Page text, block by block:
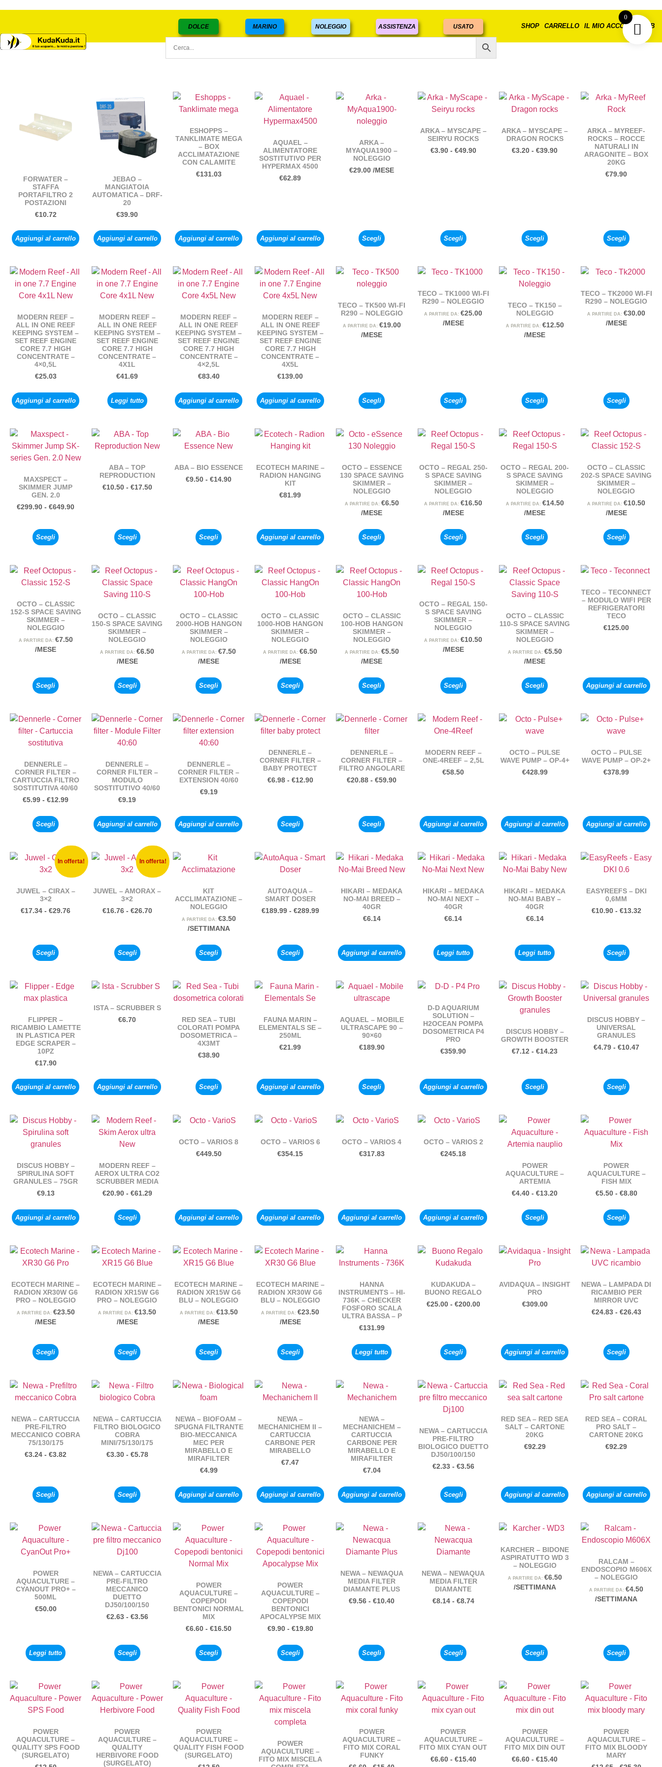
DOLCE MARINO NOLEGGIO ASSISTENZA USATO SHOP CARRELLO IL MIO ACCOUNT B2B
FORWATER –
STAFFA
PORTAFILTRO 2
POSTAZIONI
€10.72
Aggiungi al carrello
JEBAO –
MANGIATOIA
AUTOMATICA – DRF-
20
€39.90
Aggiungi al carrello
ESHOPPS –
TANKLIMATE MEGA
– BOX
ACCLIMATAZIONE
CON CALAMITE
€131.03
Aggiungi al carrello
AQUAEL –
ALIMENTATORE
SOSTITUTIVO PER
HYPERMAX 4500
€62.89
Aggiungi al carrello
ARKA –
MYAQUA1900 –
NOLEGGIO
€29.00 /MESE
Scegli
ARKA – MYSCAPE –
SEIRYU ROCKS
€3.90 - €49.90
Scegli
ARKA – MYSCAPE –
DRAGON ROCKS
€3.20 - €39.90
Scegli
ARKA – MYREEF-
ROCKS – ROCCE
NATURALI IN
ARAGONITE – BOX
20KG
€79.90
Scegli
MODERN REEF –
ALL IN ONE REEF
KEEPING SYSTEM –
SET REEF ENGINE
CORE 7.7 HIGH
CONCENTRATE –
4×0,5L
€25.03
Aggiungi al carrello
MODERN REEF –
ALL IN ONE REEF
KEEPING SYSTEM –
SET REEF ENGINE
CORE 7.7 HIGH
CONCENTRATE –
4X1L
€41.69
Leggi tutto
MODERN REEF –
ALL IN ONE REEF
KEEPING SYSTEM –
SET REEF ENGINE
CORE 7.7 HIGH
CONCENTRATE –
4×2,5L
€83.40
Aggiungi al carrello
MODERN REEF –
ALL IN ONE REEF
KEEPING SYSTEM –
SET REEF ENGINE
CORE 7.7 HIGH
CONCENTRATE –
4X5L
€139.00
Aggiungi al carrello
TECO – TK500 WI-FI
R290 – NOLEGGIO
A PARTIRE DA: €19.00
/MESE
Scegli
TECO – TK1000 WI-FI
R290 – NOLEGGIO
A PARTIRE DA:€25.00
/MESE
Scegli
TECO – TK150 –
NOLEGGIO
A PARTIRE DA: €12.50
/MESE
Scegli
TECO – TK2000 WI-FI
R290 – NOLEGGIO
A PARTIRE DA:€30.00
/MESE
Scegli
MAXSPECT –
SKIMMER JUMP
GEN. 2.0
€299.90 - €649.90
Scegli
ABA – TOP
REPRODUCTION
€10.50 - €17.50
Scegli
ABA – BIO ESSENCE
€9.50 - €14.90
Scegli
ECOTECH MARINE –
RADION HANGING
KIT
€81.99
Aggiungi al carrello
OCTO – ESSENCE
130 SPACE SAVING
SKIMMER –
NOLEGGIO
A PARTIRE DA: €6.50
/MESE
Scegli
OCTO – REGAL 250-
S SPACE SAVING
SKIMMER –
NOLEGGIO
A PARTIRE DA:€16.50
/MESE
Scegli
OCTO – REGAL 200-
S SPACE SAVING
SKIMMER –
NOLEGGIO
A PARTIRE DA: €14.50
/MESE
Scegli
OCTO – CLASSIC
202-S SPACE SAVING
SKIMMER –
NOLEGGIO
A PARTIRE DA:€10.50
/MESE
Scegli
OCTO – CLASSIC
152-S SPACE SAVING
SKIMMER –
NOLEGGIO
A PARTIRE DA: €7.50
/MESE
Scegli
OCTO – CLASSIC
150-S SPACE SAVING
SKIMMER –
NOLEGGIO
A PARTIRE DA:€6.50
/MESE
Scegli
OCTO – CLASSIC
2000-HOB HANGON
SKIMMER –
NOLEGGIO
A PARTIRE DA: €7.50
/MESE
Scegli
OCTO – CLASSIC
1000-HOB HANGON
SKIMMER –
NOLEGGIO
A PARTIRE DA:€6.50
/MESE
Scegli
OCTO – CLASSIC
100-HOB HANGON
SKIMMER –
NOLEGGIO
A PARTIRE DA: €5.50
/MESE
Scegli
OCTO – REGAL 150-
S SPACE SAVING
SKIMMER –
NOLEGGIO
A PARTIRE DA:€10.50
/MESE
Scegli
OCTO – CLASSIC
110-S SPACE SAVING
SKIMMER –
NOLEGGIO
A PARTIRE DA: €5.50
/MESE
Scegli
TECO – TECONNECT
– MODULO WIFI PER
REFRIGERATORI
TECO
€125.00
Aggiungi al carrello
DENNERLE –
CORNER FILTER –
CARTUCCIA FILTRO
SOSTITUTIVA 40/60
€5.99 - €12.99
Scegli
DENNERLE –
CORNER FILTER –
MODULO
SOSTITUTIVO 40/60
€9.19
Aggiungi al carrello
DENNERLE –
CORNER FILTER –
EXTENSION 40/60
€9.19
Aggiungi al carrello
DENNERLE –
CORNER FILTER –
BABY PROTECT
€6.98 - €12.90
Scegli
DENNERLE –
CORNER FILTER –
FILTRO ANGOLARE
€20.88 - €59.90
Scegli
MODERN REEF –
ONE-4REEF – 2,5L
€58.50
Aggiungi al carrello
OCTO – PULSE
WAVE PUMP – OP-4+
€428.99
Aggiungi al carrello
OCTO – PULSE
WAVE PUMP – OP-2+
€378.99
Aggiungi al carrello
In offerta!
JUWEL – CIRAX –
3×2
€17.34 - €29.76
Scegli
In offerta!
JUWEL – AMORAX –
3×2
€16.76 - €26.70
Scegli
KIT
ACCLIMATAZIONE –
NOLEGGIO
A PARTIRE DA: €3.50
/SETTIMANA
Scegli
AUTOAQUA –
SMART DOSER
€189.99 - €289.99
Scegli
HIKARI – MEDAKA
NO-MAI BREED –
40GR
€6.14
Aggiungi al carrello
HIKARI – MEDAKA
NO-MAI NEXT –
40GR
€6.14
Leggi tutto
HIKARI – MEDAKA
NO-MAI BABY –
40GR
€6.14
Leggi tutto
EASYREEFS – DKI
0,6MM
€10.90 - €13.32
Scegli
FLIPPER –
RICAMBIO LAMETTE
IN PLASTICA PER
EDGE SCRAPER –
10PZ
€17.90
Aggiungi al carrello
ISTA – SCRUBBER S
€6.70
Aggiungi al carrello
RED SEA – TUBI
COLORATI POMPA
DOSOMETRICA –
4X3MT
€38.90
Scegli
FAUNA MARIN –
ELEMENTALS SE –
250ML
€21.99
Aggiungi al carrello
AQUAEL – MOBILE
ULTRASCAPE 90 –
90×60
€189.90
Scegli
D-D AQUARIUM
SOLUTION –
H2OCEAN POMPA
DOSOMETRICA P4
PRO
€359.90
Aggiungi al carrello
DISCUS HOBBY –
GROWTH BOOSTER
€7.12 - €14.23
Scegli
DISCUS HOBBY –
UNIVERSAL
GRANULES
€4.79 - €10.47
Scegli
DISCUS HOBBY –
SPIRULINA SOFT
GRANULES – 75GR
€9.13
Aggiungi al carrello
MODERN REEF –
AEROX ULTRA CO2
SCRUBBER MEDIA
€20.90 - €61.29
Scegli
OCTO – VARIOS 8
€449.50
Aggiungi al carrello
OCTO – VARIOS 6
€354.15
Aggiungi al carrello
OCTO – VARIOS 4
€317.83
Aggiungi al carrello
OCTO – VARIOS 2
€245.18
Aggiungi al carrello
POWER
AQUACULTURE –
ARTEMIA
€4.40 - €13.20
Scegli
POWER
AQUACULTURE –
FISH MIX
€5.50 - €8.80
Scegli
ECOTECH MARINE –
RADION XR30W G6
PRO – NOLEGGIO
A PARTIRE DA: €23.50
/MESE
Scegli
ECOTECH MARINE –
RADION XR15W G6
PRO – NOLEGGIO
A PARTIRE DA:€13.50
/MESE
Scegli
ECOTECH MARINE –
RADION XR15W G6
BLU – NOLEGGIO
A PARTIRE DA: €13.50
/MESE
Scegli
ECOTECH MARINE –
RADION XR30W G6
BLU – NOLEGGIO
A PARTIRE DA:€23.50
/MESE
Scegli
HANNA
INSTRUMENTS – HI-
736K – CHECKER
FOSFORO SCALA
ULTRA BASSA – P
€131.99
Leggi tutto
KUDAKUDA –
BUONO REGALO
€25.00 - €200.00
Scegli
AVIDAQUA – INSIGHT
PRO
€309.00
Aggiungi al carrello
NEWA – LAMPADA DI
RICAMBIO PER
MIRROR UVC
€24.83 - €26.43
Scegli
NEWA – CARTUCCIA
PRE-FILTRO
MECCANICO COBRA
75/130/175
€3.24 - €3.82
Scegli
NEWA – CARTUCCIA
FILTRO BIOLOGICO
COBRA
MINI/75/130/175
€3.30 - €5.78
Scegli
NEWA – BIOFOAM –
SPUGNA FILTRANTE
BIO-MECCANICA
MEC PER
MIRABELLO E
MIRAFILTER
€4.99
Aggiungi al carrello
NEWA –
MECHANICHEM II –
CARTUCCIA
CARBONE PER
MIRABELLO
€7.47
Aggiungi al carrello
NEWA –
MECHANICHEM –
CARTUCCIA
CARBONE PER
MIRABELLO E
MIRAFILTER
€7.04
Aggiungi al carrello
NEWA – CARTUCCIA
PRE-FILTRO
BIOLOGICO DUETTO
DJ50/100/150
€2.33 - €3.56
Scegli
RED SEA – RED SEA
SALT – CARTONE
20KG
€92.29
Aggiungi al carrello
RED SEA – CORAL
PRO SALT –
CARTONE 20KG
€92.29
Aggiungi al carrello
POWER
AQUACULTURE –
CYANOUT PRO+ –
500ML
€50.00
Leggi tutto
NEWA – CARTUCCIA
PRE-FILTRO
MECCANICO
DUETTO
DJ50/100/150
€2.63 - €3.56
Scegli
POWER
AQUACULTURE –
COPEPODI
BENTONICI NORMAL
MIX
€6.60 - €16.50
Scegli
POWER
AQUACULTURE –
COPEPODI
BENTONICI
APOCALYPSE MIX
€9.90 - €19.80
Scegli
NEWA – NEWAQUA
MEDIA FILTER
DIAMANTE PLUS
€9.56 - €10.40
Scegli
NEWA – NEWAQUA
MEDIA FILTER
DIAMANTE
€8.14 - €8.74
Scegli
KARCHER – BIDONE
ASPIRATUTTO WD 3
– NOLEGGIO
A PARTIRE DA: €6.50
/SETTIMANA
Scegli
RALCAM –
ENDOSCOPIO M606X
– NOLEGGIO
A PARTIRE DA:€4.50
/SETTIMANA
Scegli
POWER
AQUACULTURE –
QUALITY SPS FOOD
(SURGELATO)
POWER
AQUACULTURE –
QUALITY
HERBIVORE FOOD
(SURGELATO)
POWER
AQUACULTURE –
QUALITY FISH FOOD
(SURGELATO)
POWER
AQUACULTURE –
FITO MIX MISCELA
POWER
AQUACULTURE –
FITO MIX CORAL
FUNKY
POWER
AQUACULTURE –
FITO MIX CYAN OUT
€6.60 - €15.40
POWER
AQUACULTURE –
FITO MIX DIN OUT
€6.60 - €15.40
POWER
AQUACULTURE –
FITO MIX BLOODY
MARY
0